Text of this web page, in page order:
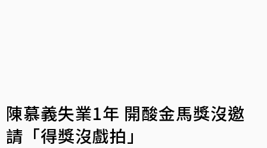
陳慕義失業1年 開酸金馬獎沒邀
請「得獎沒戲拍」